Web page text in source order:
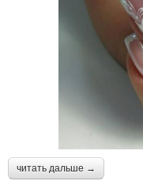
читать дальше →